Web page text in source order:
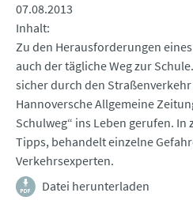
07.08.2013
Inhalt
Zu den Herausforderungen
auch der tägliche Weg zur
sicher durch den
Hannoversche Allgemeine
Schulweg“ ins Leben gerufen.
Tipps, behandelt einzelne
Verkehrsexperten.
Datei herunterladen